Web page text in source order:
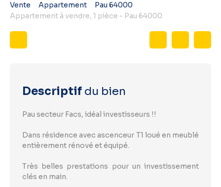
Vente Appartement
Pau 64000
Appartement à vendre, 1 pièce - Pau 64000
Descriptif du bien
Pau secteur Facs, idéal investisseurs !!
Dans résidence avec ascenceur T1 loué en meublé
entièrement rénové et équipé.
Très belles prestations pour un investissement
clés en main.